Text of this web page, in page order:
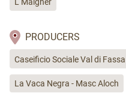
PRODUCERS
Caseificio Sociale Val di Fassa
La Vaca Negra - Masc Aloch